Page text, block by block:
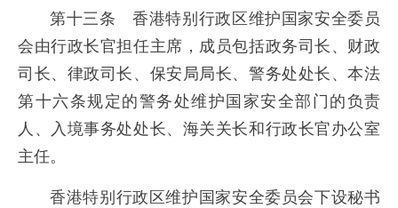
第十三条 香港特别行政区维护国家安全委员
会由行政长官担任主席，成员包括政务司长、财政
司长、律政司长、保安局局长、警务处处长、本法
第十六条规定的警务处维护国家安全部门的负责
人、入境事务处处长、海关关长和行政长官办公室
主任。
香港特别行政区维护国家安全委员会下设秘书